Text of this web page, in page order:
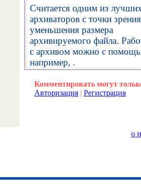
Считается одним из
архиваторов с точки зрения
уменьшения размера
архивируемого файла.
с архивом можно с
например, .
Комментировать могут
Авторизация | Регистрация
о